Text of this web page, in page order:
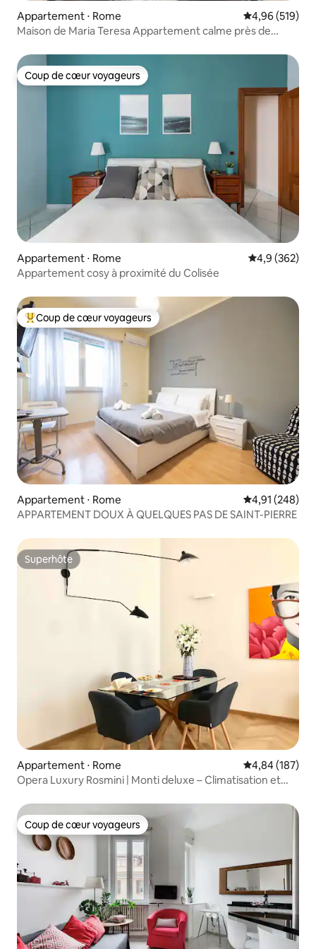
Appartement ⋅ Rome Évaluation
4,96 (519)
Maison de Maria Teresa Appartement calme près de
Coup de cœur voyageurs
Coup de cœur voyageurs
Appartement ⋅ Rome Évaluation
4,9 (362)
Appartement cosy à proximité du Colisée
Coups de cœur voyageurs les plus appréciés
Coup de cœur voyageurs
Appartement ⋅ Rome Évaluation
4,91 (248)
APPARTEMENT DOUX À QUELQUES PAS DE SAINT-PIERRE
Superhôte
Superhôte
Appartement ⋅ Rome Évaluation
4,84 (187)
Opera Luxury Rosmini | Monti deluxe – Climatisation et
Coup de cœur voyageurs
Coup de cœur voyageurs